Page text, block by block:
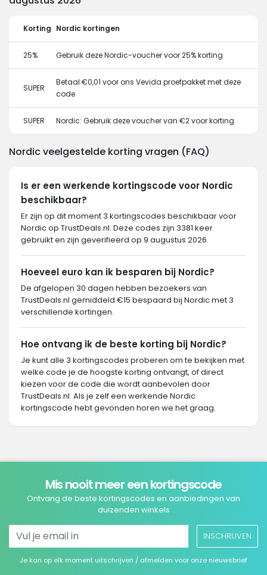
Korting Nordic kortingen
25% Gebruik deze Nordic-voucher voor 25% korting
SUPER
Betaal €0,01 voor ons Vevida proefpakket met deze
code
SUPER Nordic: Gebruik deze voucher van €2 voor korting
Nordic veelgestelde korting vragen (FAQ)
Is er een werkende kortingscode voor Nordic
beschikbaar?
Er zijn op dit moment 3 kortingscodes beschikbaar voor
Nordic op TrustDeals.nl. Deze codes zijn 3381 keer
gebruikt en zijn geverifieerd op 9 augustus 2026.
Hoeveel euro kan ik besparen bij Nordic?
De afgelopen 30 dagen hebben bezoekers van
TrustDeals.nl gemiddeld €15 bespaard bij Nordic met 3
verschillende kortingen.
Hoe ontvang ik de beste korting bij Nordic?
Je kunt alle 3 kortingscodes proberen om te bekijken met
welke code je de hoogste korting ontvangt, of direct
kiezen voor de code die wordt aanbevolen door
TrustDeals.nl. Als je zelf een werkende Nordic
kortingscode hebt gevonden horen we het graag.
Mis nooit meer een kortingscode
Ontvang de beste kortingscodes en aanbiedingen van
duizenden winkels
INSCHRIJVEN
Je kan op elk moment uitschrijven / afmelden voor onze nieuwsbrief